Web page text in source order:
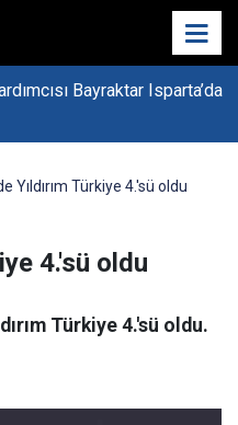
Bayraktar Isparta’da
Yıldırım Türkiye 4.'sü oldu
4.'sü oldu
Türkiye 4.'sü oldu.